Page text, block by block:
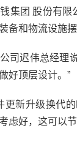
集团 股份有
备和物流设施
迟伟总经理说
好顶层设计。”
新升级换代的
虑好，这可以